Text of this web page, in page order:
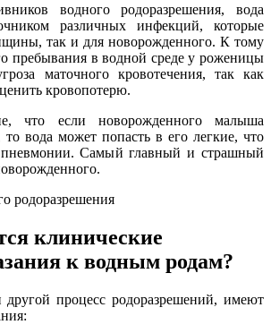
водного родоразрешения, вода
различных инфекций, которые
так и для новорожденного. К тому
пребывания в водной среде у роженицы
маточного кровотечения, так как
кровопотерю.
что если новорожденного малыша
вода может попасть в его легкие, что
пневмонии. Самый главный и страшный
клинические
к водным родам?
процесс родоразрешений, имеют